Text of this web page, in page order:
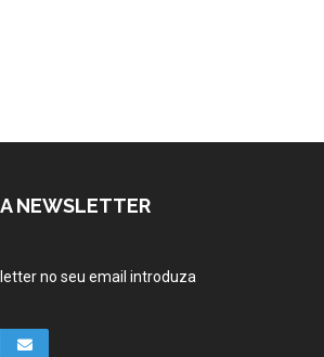
NEWSLETTER
no seu email introduza